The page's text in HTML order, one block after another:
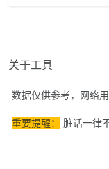
关于工具
数据仅供参考，网络
重要提醒： 脏话一律